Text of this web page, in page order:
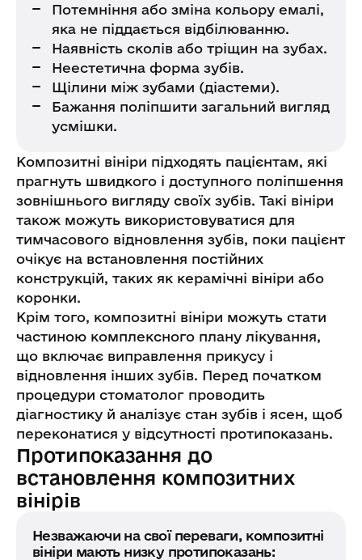
Потемніння або зміна кольору емалі,
яка не піддається відбілюванню.
Наявність сколів або тріщин на зубах.
Неестетична форма зубів.
Щілини між зубами (діастеми).
Бажання поліпшити загальний вигляд
усмішки.
Композитні вініри підходять пацієнтам, які
прагнуть швидкого і доступного поліпшення
зовнішнього вигляду своїх зубів. Такі вініри
також можуть використовуватися для
тимчасового відновлення зубів, поки пацієнт
очікує на встановлення постійних
конструкцій, таких як керамічні вініри або
коронки.
Крім того, композитні вініри можуть стати
частиною комплексного плану лікування,
що включає виправлення прикусу і
відновлення інших зубів. Перед початком
процедури стоматолог проводить
діагностику й аналізує стан зубів і ясен, щоб
переконатися у відсутності протипоказань.
Протипоказання до
встановлення композитних
вінірів
Незважаючи на свої переваги, композитні
вініри мають низку протипоказань: